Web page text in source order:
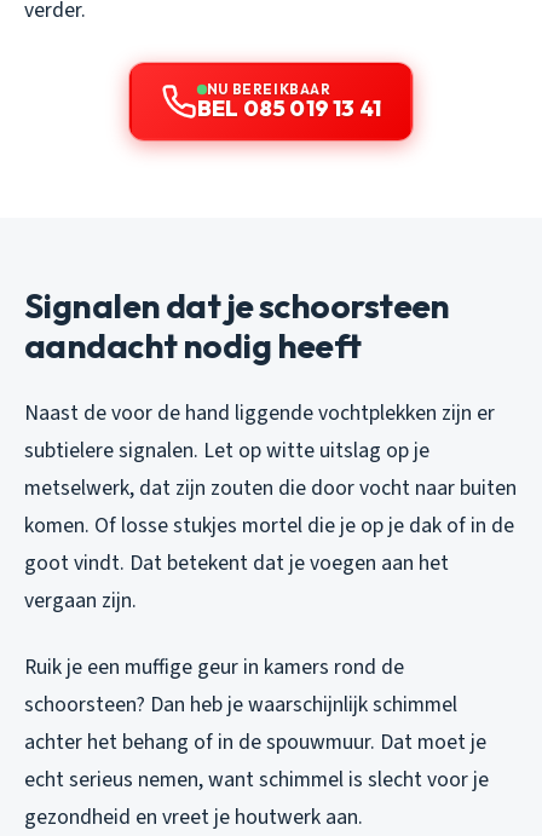
verder.
NU BEREIKBAAR
BEL 085 019 13 41
Signalen dat je schoorsteen
aandacht nodig heeft
Naast de voor de hand liggende vochtplekken zijn er
subtielere signalen. Let op witte uitslag op je
metselwerk, dat zijn zouten die door vocht naar buiten
komen. Of losse stukjes mortel die je op je dak of in de
goot vindt. Dat betekent dat je voegen aan het
vergaan zijn.
Ruik je een muffige geur in kamers rond de
schoorsteen? Dan heb je waarschijnlijk schimmel
achter het behang of in de spouwmuur. Dat moet je
echt serieus nemen, want schimmel is slecht voor je
gezondheid en vreet je houtwerk aan.